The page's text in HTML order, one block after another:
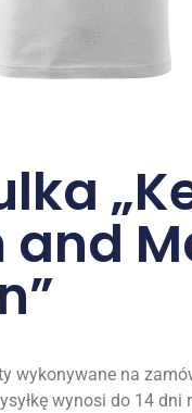
and
wykonywane na
wynosi do 14 dni